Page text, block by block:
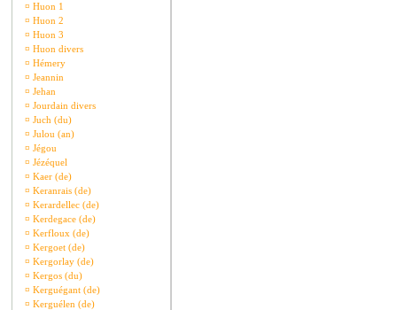
¤ Huon 1
¤ Huon 2
¤ Huon 3
¤ Huon divers
¤ Hémery
¤ Jeannin
¤ Jehan
¤ Jourdain divers
¤ Juch (du)
¤ Julou (an)
¤ Jégou
¤ Jézéquel
¤ Kaer (de)
¤ Keranrais (de)
¤ Kerardellec (de)
¤ Kerdegace (de)
¤ Kerfloux (de)
¤ Kergoet (de)
¤ Kergorlay (de)
¤ Kergos (du)
¤ Kerguégant (de)
¤ Kerguélen (de)